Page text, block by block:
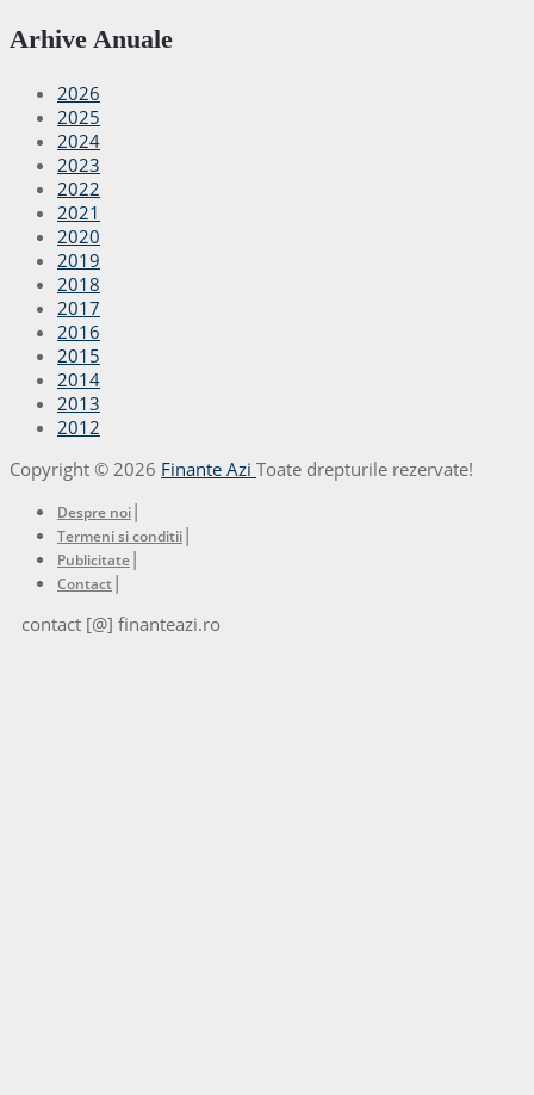
Arhive Anuale
2026
2025
2024
2023
2022
2021
2020
2019
2018
2017
2016
2015
2014
2013
2012
Copyright © 2026 Finante Azi Toate drepturile rezervate!
Despre noi|
Termeni si conditii|
Publicitate|
Contact|
contact [@] finanteazi.ro